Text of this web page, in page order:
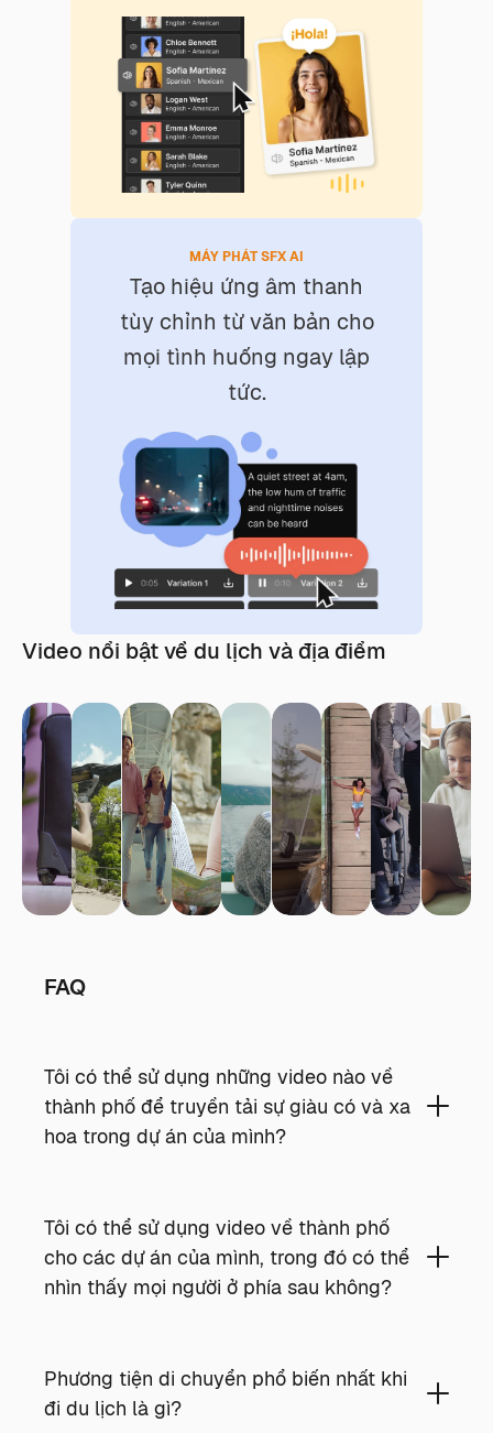
MÁY PHÁT SFX AI
Tạo hiệu ứng âm thanh
tùy chỉnh từ văn bản cho
mọi tình huống ngay lập
tức.
Video nổi bật về du lịch và địa điểm
FAQ
Tôi có thể sử dụng những video nào về
thành phố để truyền tải sự giàu có và xa
hoa trong dự án của mình?
Tôi có thể sử dụng video về thành phố
cho các dự án của mình, trong đó có thể
nhìn thấy mọi người ở phía sau không?
Phương tiện di chuyển phổ biến nhất khi
đi du lịch là gì?